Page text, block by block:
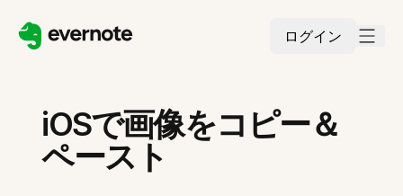
ログイン
iOSで画像をコピー＆
ペースト